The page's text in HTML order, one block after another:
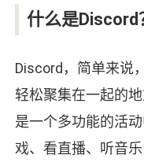
什么是Discord
Discord，简单来说
轻松聚集在一起的
是一个多功能的活
戏、看直播、听音